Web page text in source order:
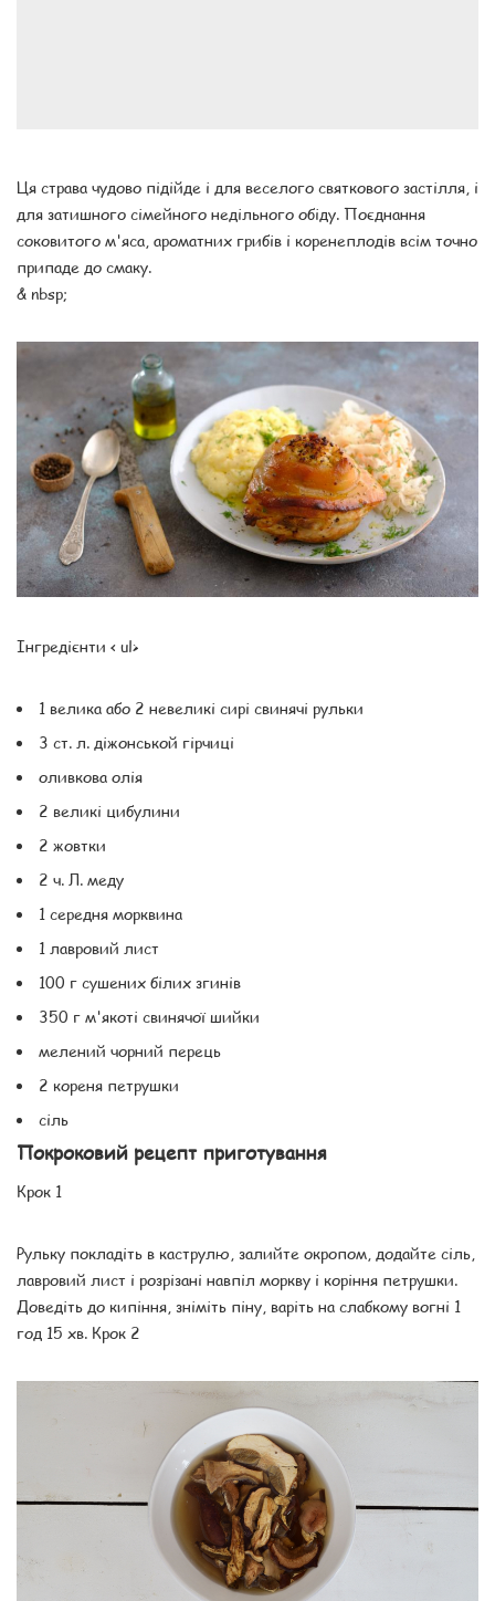
Ця страва чудово підійде і для веселого святкового застілля, і
для затишного сімейного недільного обіду. Поєднання
соковитого м'яса, ароматних грибів і коренеплодів всім точно
припаде до смаку.
& nbsp;
Інгредієнти < ul>
1 велика або 2 невеликі сирі свинячі рульки
3 ст. л. діжонськой гірчиці
оливкова олія
2 великі цибулини
2 жовтки
2 ч. Л. меду
1 середня морквина
1 лавровий лист
100 г сушених білих згинів
350 г м'якоті свинячої шийки
мелений чорний перець
2 кореня петрушки
сіль
Покроковий рецепт приготування
Крок 1
Рульку покладіть в каструлю, залийте окропом, додайте сіль,
лавровий лист і розрізані навпіл моркву і коріння петрушки.
Доведіть до кипіння, зніміть піну, варіть на слабкому вогні 1
год 15 хв. Крок 2